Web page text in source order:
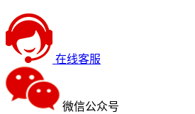
在线客服
微信公众号